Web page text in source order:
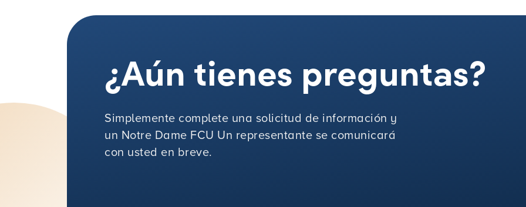
¿Aún tienes preguntas?
Simplemente complete una solicitud de información y
un Notre Dame FCU Un representante se comunicará
con usted en breve.